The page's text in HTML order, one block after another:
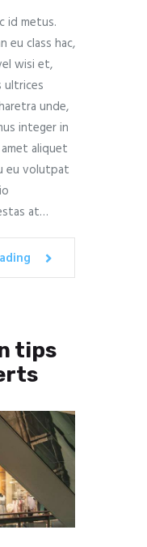
id metus.
eu class hac,
wisi et,
ultrices
unde,
integer in
aliquet
eu volutpat
at…
tips